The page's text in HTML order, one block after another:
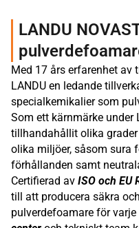
LANDU
Med 17 års erfarenhet av
LANDU en ledande
specialkemikalier som
Som ett kärnmärke under
tillhandahållit olika
olika miljöer, såsom sura
förhållanden samt
Certifierad av ISO och EU
till att producera säkra
pulverdefoamare för varje